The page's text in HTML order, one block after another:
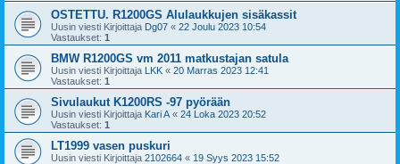
OSTETTU. R1200GS Alulaukkujen sisäkassit
Uusin viesti Kirjoittaja Dg07 « 22 Joulu 2023 10:54
Vastaukset: 1
BMW R1200GS vm 2011 matkustajan satula
Uusin viesti Kirjoittaja LKK « 20 Marras 2023 12:41
Vastaukset: 1
Sivulaukut K1200RS -97 pyörään
Uusin viesti Kirjoittaja Kari A « 24 Loka 2023 20:52
Vastaukset: 1
LT1999 vasen puskuri
Uusin viesti Kirjoittaja 2102664 « 19 Syys 2023 15:52